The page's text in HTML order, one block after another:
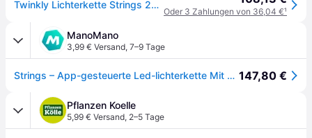
Twinkly Lichterkette Strings 250 LED Multicolor Outdoor 20m schwarz
Oder 3 Zahlungen von 36,04 €¹
ManoMano
3,99 € Versand, 7–9 Tage
Strings – App-gesteuerte Led-lichterkette Mit 250 Rgb (16 Millionen Farben) Leds. 20 Meter. Schwarzes Kabel. Intelligente Beleuchtungsdekoration Für Den Innen- Und Außenbereich - Twinkly 147,80 €
Pflanzen Koelle
5,99 € Versand, 2–5 Tage